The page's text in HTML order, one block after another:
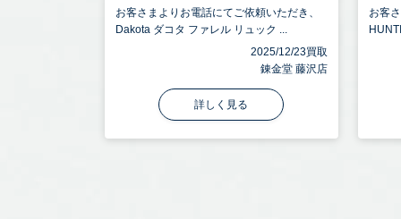
お客さまよりお電話にてご依頼いただき、
Dakota ダコタ ファレル リュック ...
2025/12/23買取
錬金堂 藤沢店
詳しく見る
お客